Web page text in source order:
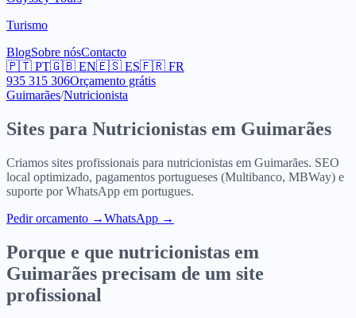
Turismo
BlogSobre nósContacto
🇵🇹 PT🇬🇧 EN🇪🇸 ES🇫🇷 FR
935 315 306Orçamento grátis
Guimarães/Nutricionista
Sites para Nutricionistas em Guimarães
Criamos sites profissionais para nutricionistas em Guimarães. SEO
local optimizado, pagamentos portugueses (Multibanco, MBWay) e
suporte por WhatsApp em portugues.
Pedir orcamento →WhatsApp →
Porque e que nutricionistas em
Guimarães precisam de um site
profissional